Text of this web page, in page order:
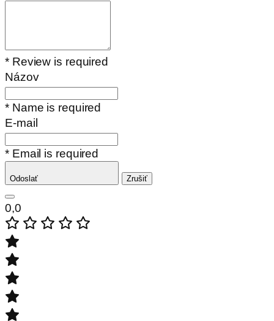
* Review is required
Názov
* Name is required
E-mail
* Email is required
Odoslať Zrušiť
0,0